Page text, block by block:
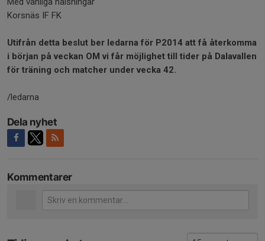
Korsnäs IF FK
Utifrån detta beslut ber ledarna för P2014 att få återkomma
i början på veckan OM vi får möjlighet till tider på Dalavallen
för träning och matcher under vecka 42.
/ledarna
Dela nyhet
Kommentarer